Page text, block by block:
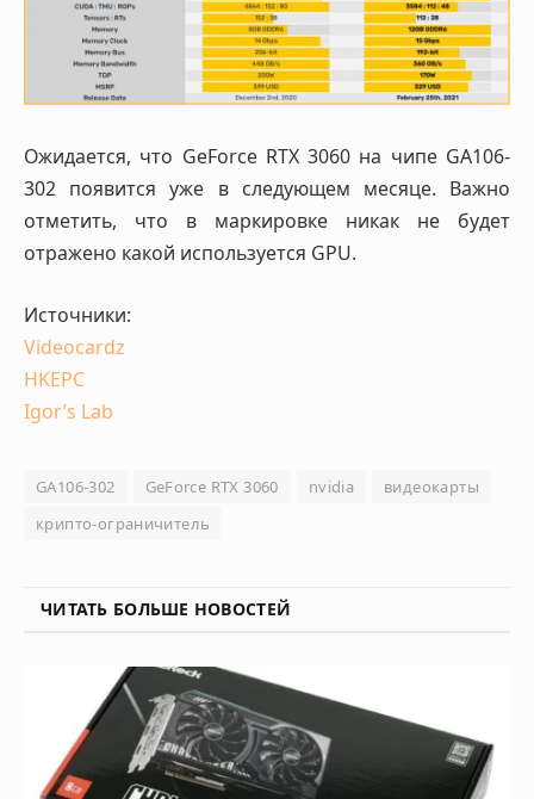
Ожидается, что GeForce RTX 3060 на чипе GA106-
302 появится уже в следующем месяце. Важно
отметить, что в маркировке никак не будет
отражено какой используется GPU.
Источники:
Videocardz
HKEPC
Igor’s Lab
GA106-302 GeForce RTX 3060 nvidia
видеокарты
крипто-ограничитель
ЧИТАТЬ БОЛЬШЕ НОВОСТЕЙ